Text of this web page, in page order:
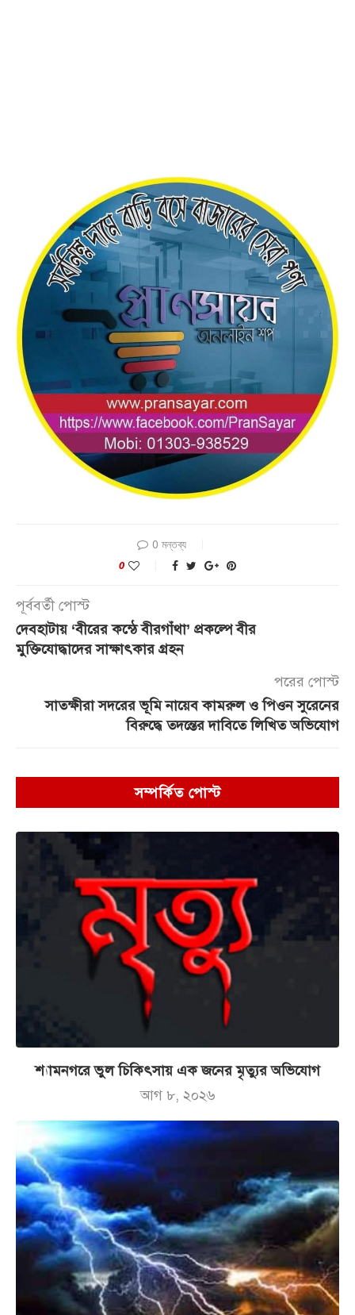
0 মন্তব্য
0
পূর্ববর্তী পোস্ট
দেবহাটায় ‘বীরের কন্ঠে বীরগাঁথা’ প্রকল্পে বীর
মুক্তিযোদ্ধাদের সাক্ষাৎকার গ্রহন
পরের পোস্ট
সাতক্ষীরা সদরের ভূমি নায়েব কামরুল ও পিওন সুরেনের
বিরুদ্ধে তদন্তের দাবিতে লিখিত অভিযোগ
সম্পর্কিত পোস্ট
শ্যামনগরে ভুল চিকিৎসায় এক জনের মৃত্যুর অভিযোগ
আগ ৮, ২০২৬